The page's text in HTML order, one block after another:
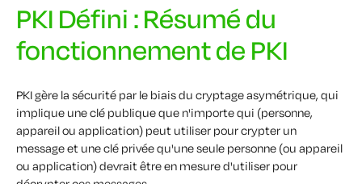
PKI Défini : Résumé du
fonctionnement de PKI
PKI gère la sécurité par le biais du cryptage asymétrique, qui
implique une clé publique que n'importe qui (personne,
appareil ou application) peut utiliser pour crypter un
message et une clé privée qu'une seule personne (ou appareil
ou application) devrait être en mesure d'utiliser pour